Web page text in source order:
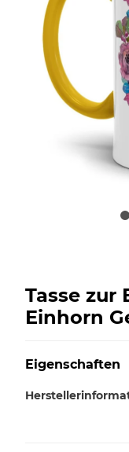
Tasse zur
Einhorn
Eigenschaften